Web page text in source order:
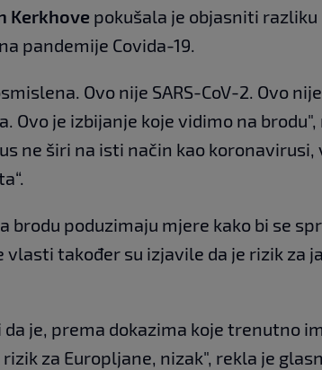
Kerkhove pokušala je objasniti razliku
pandemije Covida-19.
Ovo nije SARS-CoV-2. Ovo
Ovo je izbijanje koje vidimo na
ne širi na isti način kao koronavirusi,
brodu poduzimaju mjere kako bi se
vlasti također su izjavile da je rizik za
je, prema dokazima koje trenutno
za Europljane, nizak", rekla je